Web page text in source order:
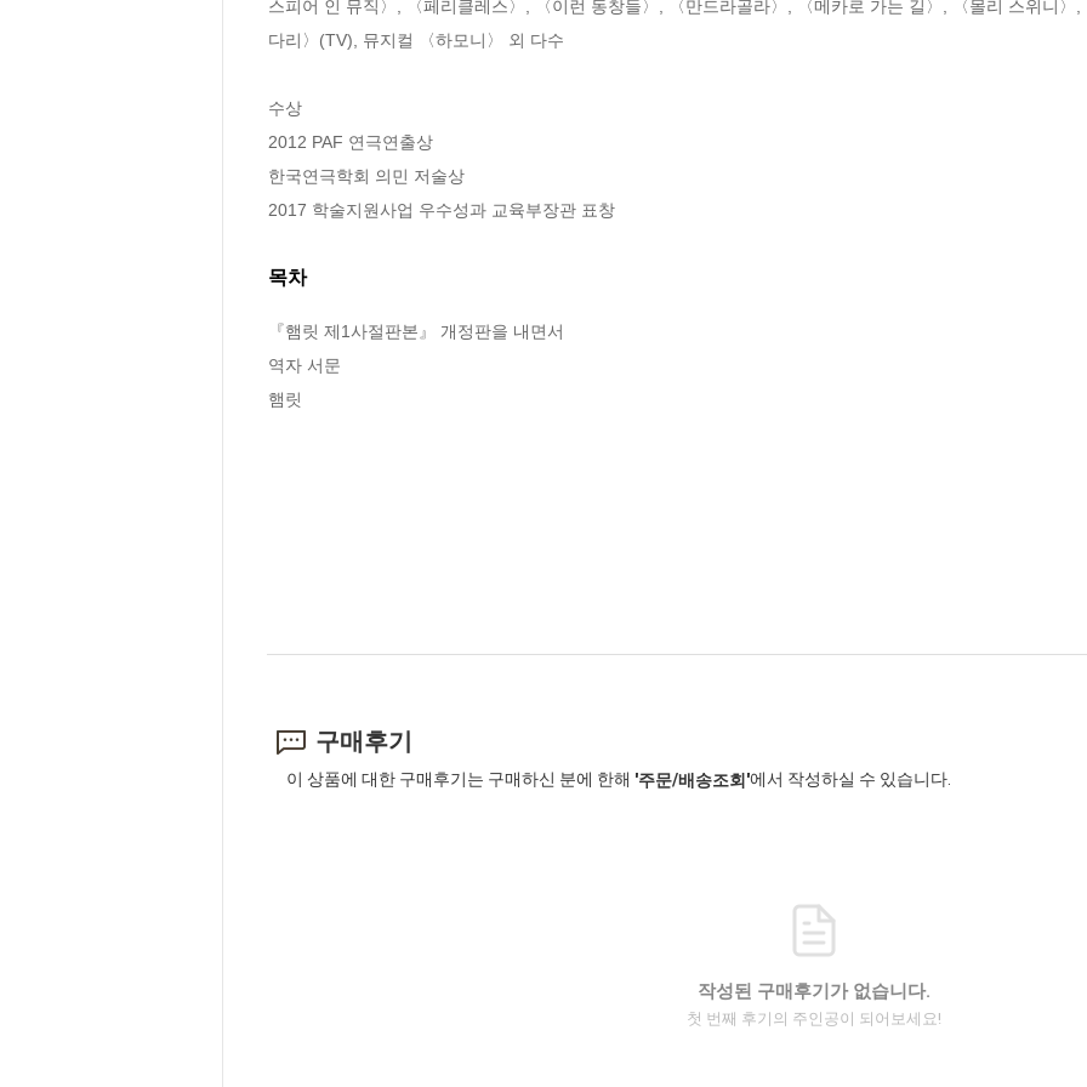
스피어 인 뮤직〉, 〈페리클레스〉, 〈이런 동창들〉, 〈만드라골라〉, 〈메카로 가는 길〉, 〈몰리 스위니〉
다리〉(TV), 뮤지컬 〈하모니〉 외 다수
수상
2012 PAF 연극연출상
한국연극학회 의민 저술상
2017 학술지원사업 우수성과 교육부장관 표창
목차
『햄릿 제1사절판본』 개정판을 내면서
역자 서문
햄릿
구매후기
이 상품에 대한 구매후기는 구매하신 분에 한해 '주문/배송조회'에서 작성하실 수 있습니다.
작성된 구매후기가 없습니다.
첫 번째 후기의 주인공이 되어보세요!